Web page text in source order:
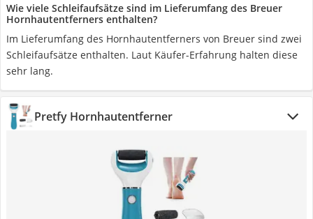
Wie viele Schleifaufsätze sind im Lieferumfang des Breuer
Hornhautentferners enthalten?
Im Lieferumfang des Hornhautentferners von Breuer sind zwei
Schleifaufsätze enthalten. Laut Käufer-Erfahrung halten diese
sehr lang.
Pretfy Hornhautentferner